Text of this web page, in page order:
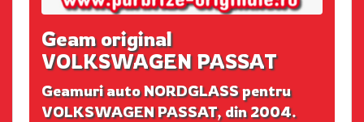
Geam original
VOLKSWAGEN PASSAT
Geamuri auto NORDGLASS pentru
VOLKSWAGEN PASSAT, din 2004.